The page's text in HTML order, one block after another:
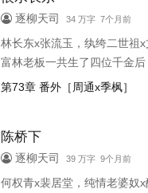
逐柳天司 34 万字 7个月前
林长东x张流玉，纨绔二世祖
富林老板一共生了四位千金
行霸道，当地无人不知无人
第73章 番外［周通x季枫］
陈桥下
逐柳天司 39 万字 9个月前
何权青x裴居堂，纯情老婆奴